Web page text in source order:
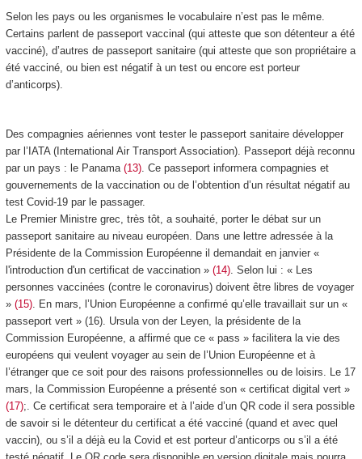
Selon les pays ou les organismes le vocabulaire n’est pas le même.
Certains parlent de passeport vaccinal (qui atteste que son détenteur a été
vacciné), d’autres de passeport sanitaire (qui atteste que son propriétaire a
été vacciné, ou bien est négatif à un test ou encore est porteur
d’anticorps).
Des compagnies aériennes vont tester le passeport sanitaire développer
par l’IATA (International Air Transport Association). Passeport déjà reconnu
par un pays : le Panama (13). Ce passeport informera compagnies et
gouvernements de la vaccination ou de l’obtention d’un résultat négatif au
test Covid-19 par le passager.
Le Premier Ministre grec, très tôt, a souhaité, porter le débat sur un
passeport sanitaire au niveau européen. Dans une lettre adressée à la
Présidente de la Commission Européenne il demandait en janvier «
l'introduction d'un certificat de vaccination » (14). Selon lui : « Les
personnes vaccinées (contre le coronavirus) doivent être libres de voyager
» (15). En mars, l’Union Européenne a confirmé qu’elle travaillait sur un «
passeport vert » (16). Ursula von der Leyen, la présidente de la
Commission Européenne, a affirmé que ce « pass » facilitera la vie des
européens qui veulent voyager au sein de l’Union Européenne et à
l’étranger que ce soit pour des raisons professionnelles ou de loisirs. Le 17
mars, la Commission Européenne a présenté son « certificat digital vert »
(17);. Ce certificat sera temporaire et à l’aide d’un QR code il sera possible
de savoir si le détenteur du certificat a été vacciné (quand et avec quel
vaccin), ou s’il a déjà eu la Covid et est porteur d’anticorps ou s’il a été